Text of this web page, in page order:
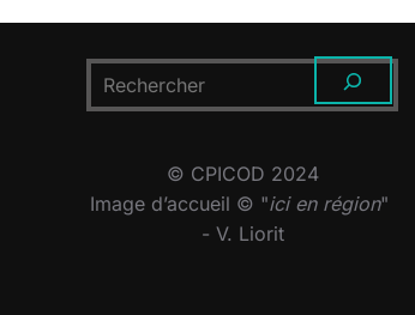
RECHERCHER
© CPICOD 2024
Image d’accueil © "ici en région"
- V. Liorit